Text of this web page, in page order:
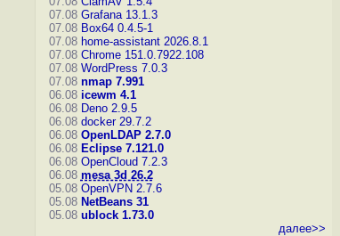
07.08 Grafana 13.1.3
07.08 Box64 0.4.5-1
07.08 home-assistant 2026.8.1
07.08 Chrome 151.0.7922.108
07.08 WordPress 7.0.3
07.08 nmap 7.991
06.08 icewm 4.1
06.08 Deno 2.9.5
06.08 docker 29.7.2
06.08 OpenLDAP 2.7.0
06.08 Eclipse 7.121.0
06.08 OpenCloud 7.2.3
06.08 mesa 3d 26.2
05.08 OpenVPN 2.7.6
05.08 NetBeans 31
05.08 ublock 1.73.0
далее>>